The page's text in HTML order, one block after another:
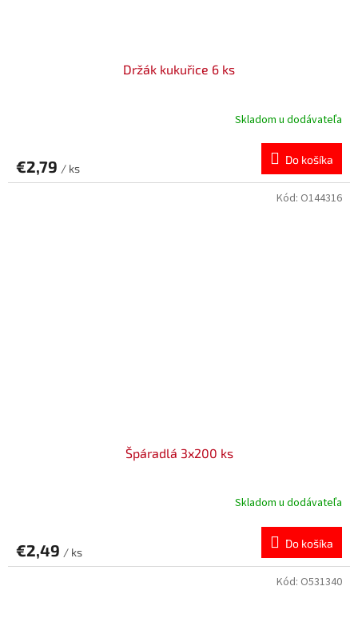
Držák kukuřice 6 ks
Skladom u dodávateľa
€2,79 / ks
Do košíka
Špáradlá 3x200 ks
Skladom u dodávateľa
€2,49 / ks
Do košíka
Kód: O144316
Kód: O531340